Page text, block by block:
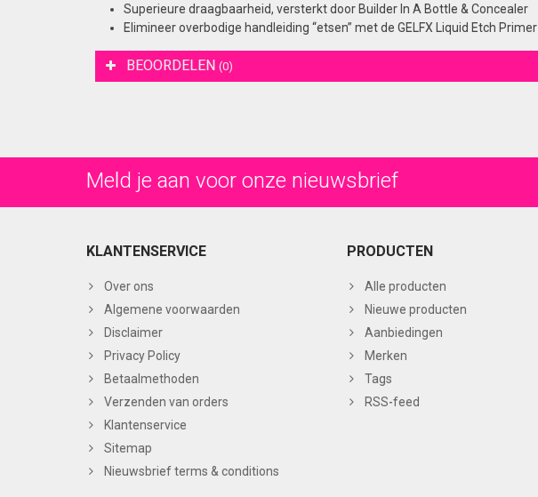
Superieure draagbaarheid, versterkt door Builder In A Bottle & Concealer
Elimineer overbodige handleiding “etsen” met de GELFX Liquid Etch Primer
BEOORDELEN (0)
Meld je aan voor onze nieuwsbrief
KLANTENSERVICE
Over ons
Algemene voorwaarden
Disclaimer
Privacy Policy
Betaalmethoden
Verzenden van orders
Klantenservice
Sitemap
Nieuwsbrief terms & conditions
PRODUCTEN
Alle producten
Nieuwe producten
Aanbiedingen
Merken
Tags
RSS-feed